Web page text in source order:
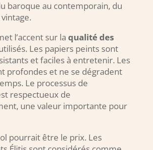
baroque au contemporain, du
l’accent sur la qualité des
Les papiers peints sont
et faciles à entretenir. Les
profondes et ne se dégradent
Le processus de
respectueux de
une valeur importante pour
pourrait être le prix. Les